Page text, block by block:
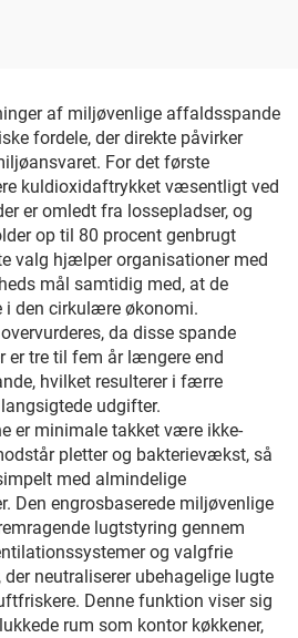
af miljøvenlige affaldsspande
fordele, der direkte påvirker
For det første
kuldioxidaftrykket væsentligt ved
er omledt fra lossepladser, og
op til 80 procent genbrugt
valg hjælper organisationer med
mål samtidig med, at de
i den cirkulære økonomi.
da disse spande
er tre til fem år længere end
hvilket resulterer i færre
udgifter.
er minimale takket være ikke-
pletter og bakterievækst, så
med almindelige
Den engrosbaserede miljøvenlige
lugtstyring gennem
og valgfrie
neutraliserer ubehagelige lugte
Denne funktion viser sig
rum som kontor køkkener,